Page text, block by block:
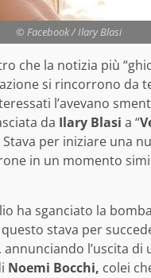
© Facebook / Ilary Blasi
che la notizia più
si rincorrono da
l’avevano
da Ilary Blasi a “
per iniziare una
in un momento
ha sganciato la
stava per
l’uscita
Noemi Bocchi, colei